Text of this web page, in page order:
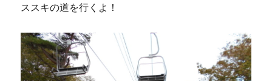
ススキの道を行くよ！